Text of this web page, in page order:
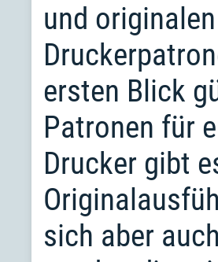
und
ersten Blick
Patronen für
Drucker gibt
sich aber